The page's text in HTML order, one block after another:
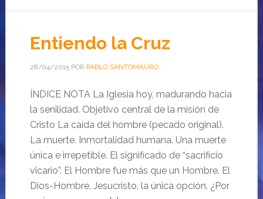
Entiendo la Cruz
28/04/2015POR PABLO SANTOMAURO
ÍNDICE NOTA La Iglesia hoy, madurando hacia
la senilidad. Objetivo central de la misión de
Cristo La caída del hombre (pecado original).
La muerte. Inmortalidad humana. Una muerte
única e irrepetible. El significado de “sacrificio
vicario”. El Hombre fue más que un Hombre. El
Dios-Hombre, Jesucristo, la única opción. ¿Por